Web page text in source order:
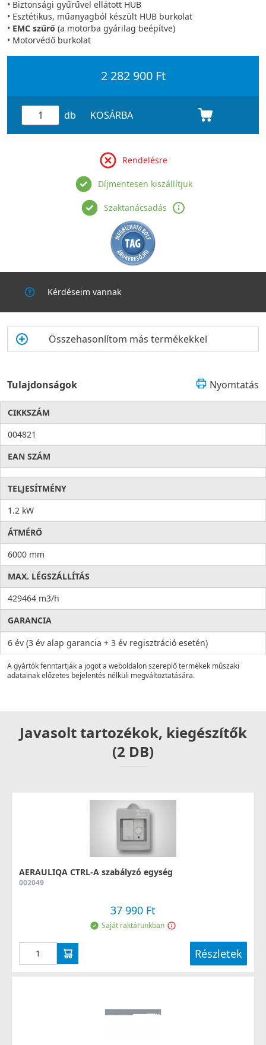
• Biztonsági gyűrűvel ellátott HUB
• Esztétikus, műanyagból készült HUB burkolat
• EMC szűrő (a motorba gyárilag beépítve)
• Motorvédő burkolat
2 282 900 Ft
db KOSÁRBA
Rendelésre
Díjmentesen kiszállítjuk
Szaktanácsadás
Kérdéseim vannak
Összehasonlítom más termékekkel
Tulajdonságok Nyomtatás
CIKKSZÁM
004821
EAN SZÁM
TELJESÍTMÉNY
1.2 kW
ÁTMÉRŐ
6000 mm
MAX. LÉGSZÁLLÍTÁS
429464 m3/h
GARANCIA
6 év (3 év alap garancia + 3 év regisztráció esetén)
A gyártók fenntartják a jogot a weboldalon szereplő termékek műszaki
adatainak előzetes bejelentés nélküli megváltoztatására.
Javasolt tartozékok, kiegészítők
(2 DB)
AERAULIQA CTRL-A szabályzó egység
002049
37 990 Ft
Saját raktárunkban
Részletek